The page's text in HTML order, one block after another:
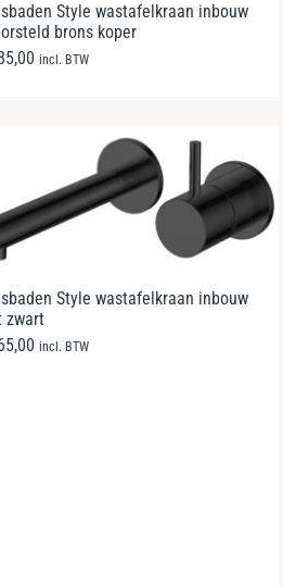
Style wastafelkraan inbouw
brons koper
incl. BTW
Style wastafelkraan inbouw
zwart
incl. BTW